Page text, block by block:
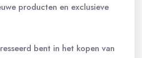
producten en exclusieve
bent in het kopen van